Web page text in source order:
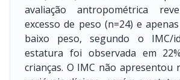
avaliação antropométrica
excesso de peso (n=24) e
baixo peso, segundo o IMC/
estatura foi observada em
crianças. O IMC não apresentou